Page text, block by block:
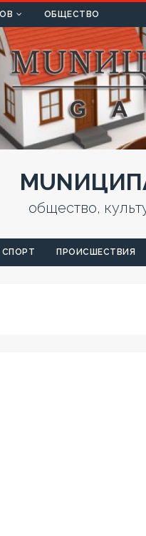
ОБЩЕСТВО
общество,
СПОРТ ПРОИСШЕСТВИЯ